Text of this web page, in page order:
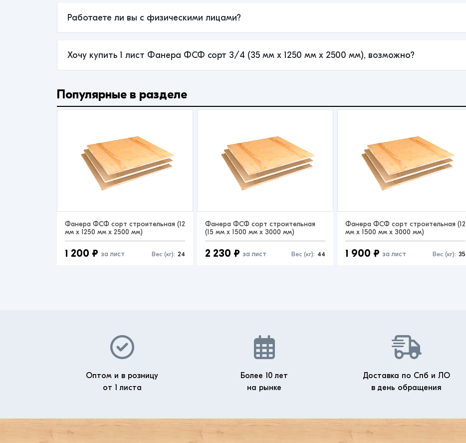
Работаете ли вы с физическими лицами?
Хочу купить 1 лист Фанера ФСФ сорт 3/4 (35 мм x 1250 мм x 2500 мм), возможно?
Популярные в разделе
Фанера ФСФ сорт строительная (12
мм x 1250 мм x 2500 мм)
1 200 ₽ за лист Вес (кг): 24
Фанера ФСФ сорт строительная
(15 мм x 1500 мм x 3000 мм)
2 230 ₽ за лист Вес (кг): 44
Фанера ФСФ сорт строительная (12
мм x 1500 мм x 3000 мм)
1 900 ₽ за лист Вес (кг): 35
Оптом и в розницу
от 1 листа
Более 10 лет
на рынке
Доставка по Спб и ЛО
в день обращения